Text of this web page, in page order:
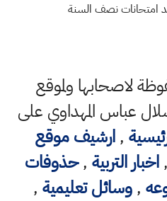
امتحانات نصف السنة
لاصحابها ولموقع
عباس المهداوي على
,ارشيف موقع
,اخبار التربية ,حذوفات
,وسائل تعليمية ,